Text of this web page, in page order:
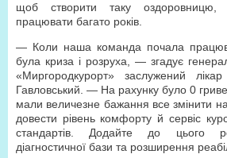
щоб створити таку оздоровницю,
працювати багато років.
— Коли наша команда почала
була криза і розруха, — згадує
«Миргородкурорт» заслужений
Гавловський. — На рахунку було 0
мали величезне бажання все змінити
довести рівень комфорту й сервіс
стандартів. Додайте до цього
діагностичної бази та розширення